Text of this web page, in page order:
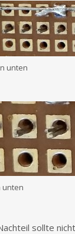
unten
unten
sollte